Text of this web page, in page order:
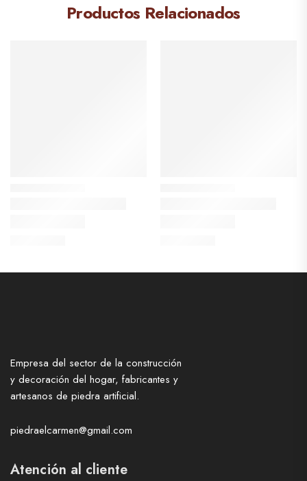
Productos Relacionados
Empresa del sector de la construcción
y decoración del hogar, fabricantes y
artesanos de piedra artificial.
piedraelcarmen@gmail.com
Atención al cliente